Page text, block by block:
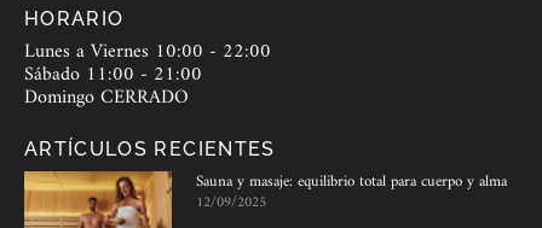
HORARIO
Lunes a Viernes 10:00 - 22:00
Sábado 11:00 - 21:00
Domingo CERRADO
ARTÍCULOS RECIENTES
Sauna y masaje: equilibrio total para cuerpo y alma
12/09/2025